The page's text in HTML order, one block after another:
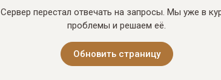
Сервер перестал отвечать на запросы. Мы уже в
проблемы и решаем её.
Обновить страницу